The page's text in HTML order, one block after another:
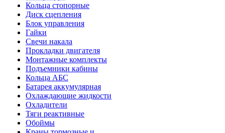
Кольца стопорные
Диск сцепления
Блок управления
Гайки
Свечи накала
Прокладки двигателя
Монтажные комплекты
Подъемники кабины
Кольца АБС
Батарея аккумулярная
Охлаждающие жидкости
Охладители
Тяги реактивные
Обоймы